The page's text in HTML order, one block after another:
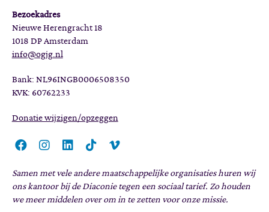
Bezoekadres
Nieuwe Herengracht 18
1018 DP Amsterdam
info@ogjg.nl
Bank: NL96INGB0006508350
KVK: 60762233
Donatie wijzigen/opzeggen
Samen met vele andere maatschappelijke organisaties huren wij
ons kantoor bij de Diaconie tegen een sociaal tarief. Zo houden
we meer middelen over om in te zetten voor onze missie.